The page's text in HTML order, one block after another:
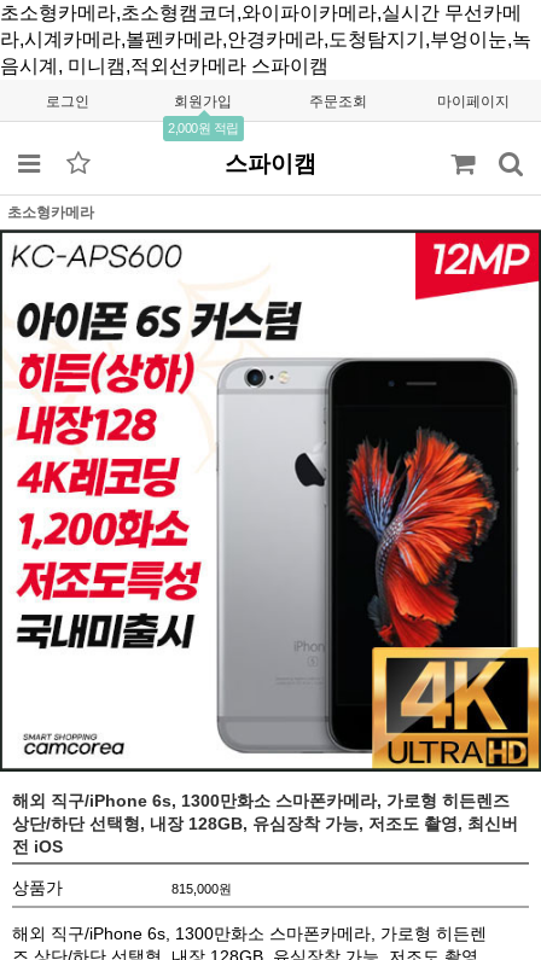
초소형카메라,초소형캠코더,와이파이카메라,실시간 무선카메
라,시계카메라,볼펜카메라,안경카메라,도청탐지기,부엉이눈,녹
음시계, 미니캠,적외선카메라 스파이캠
로그인 회원가입
2,000원 적립
주문조회 마이페이지
스파이캠
초소형카메라
해외 직구/iPhone 6s, 1300만화소 스마폰카메라, 가로형 히든렌즈
상단/하단 선택형, 내장 128GB, 유심장착 가능, 저조도 촬영, 최신버
전 iOS
상품가 815,000원
해외 직구/iPhone 6s, 1300만화소 스마폰카메라, 가로형 히든렌